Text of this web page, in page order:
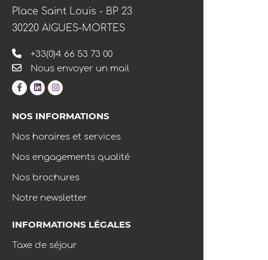
Place Saint Louis - BP 23
30220 AIGUES-MORTES
+33(0)4 66 53 73 00
Nous envoyer un mail
NOS INFORMATIONS
Nos horaires et services
Nos engagements qualité
Nos brochures
Notre newsletter
INFORMATIONS LÉGALES
Taxe de séjour